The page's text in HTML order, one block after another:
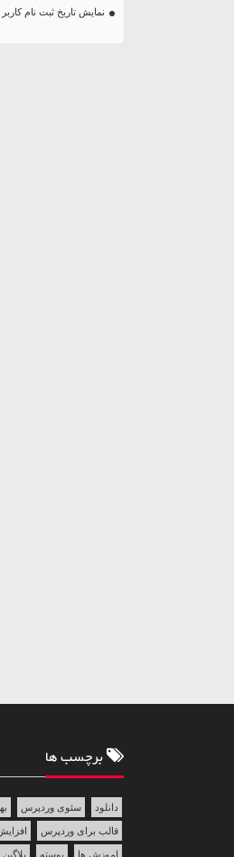
نمایش تاریخ ثبت نام
برچسب ها
دانلود سئوی وردپرس
قالب برای وردپرس
اموزش ها پوسته